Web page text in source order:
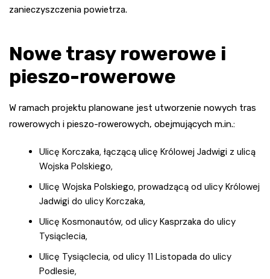
zanieczyszczenia powietrza.
Nowe trasy rowerowe i
pieszo-rowerowe
W ramach projektu planowane jest utworzenie nowych tras
rowerowych i pieszo-rowerowych, obejmujących m.in.:
Ulicę Korczaka, łączącą ulicę Królowej Jadwigi z ulicą
Wojska Polskiego,
Ulicę Wojska Polskiego, prowadzącą od ulicy Królowej
Jadwigi do ulicy Korczaka,
Ulicę Kosmonautów, od ulicy Kasprzaka do ulicy
Tysiąclecia,
Ulicę Tysiąclecia, od ulicy 11 Listopada do ulicy
Podlesie,